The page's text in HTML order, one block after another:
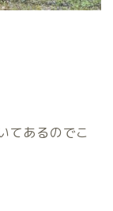
てあるのでこ